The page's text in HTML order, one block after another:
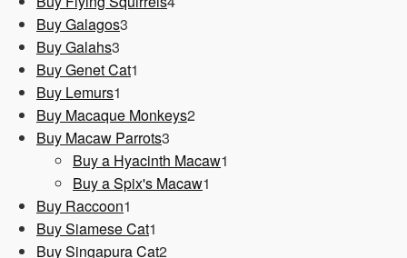
Buy Galagos3
Buy Galahs3
Produkte
Buy Genet Cat1
Buy Lemurs1
Produkt
Buy Macaque Monkeys22
Buy Macaw Parrots3
Produkte
Buy a Hyacinth Macaw1
Buy a Spix's Macaw1
Buy Raccoon1
Produkt
Buy Siamese Cat1
Produkt
Buy Singapura Cat22